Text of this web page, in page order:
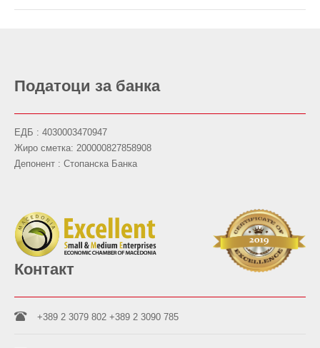
Податоци за банка
ЕДБ : 4030003470947
Жиро сметка: 200000827858908
Депонент : Стопанска Банка
Контакт
+389 2 3079 802 +389 2 3090 785